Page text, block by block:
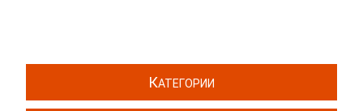
КАТЕГОРИИ